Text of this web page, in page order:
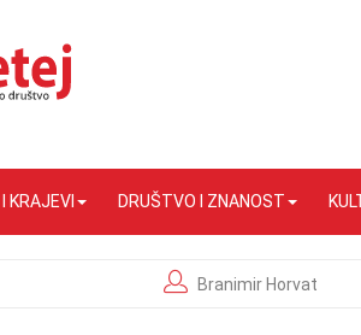
KRAJEVI DRUŠTVO I ZNANOST
Branimir Horvat